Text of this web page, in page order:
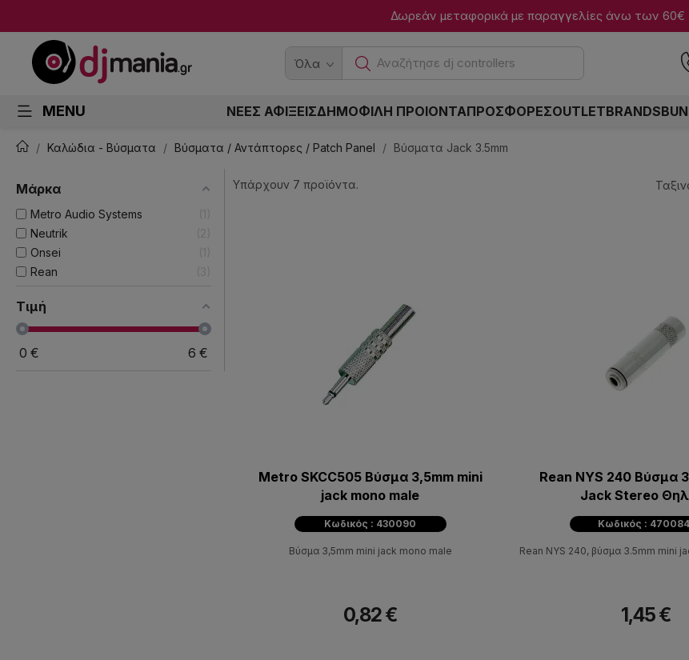
Δωρεάν μεταφορικά με παραγγελίες άνω των 60€
Όλα Αναζήτησε dj controllers
MENU ΝΕΕΣ ΑΦΙΞΕΙΣΔΗΜΟΦΙΛΗ ΠΡΟΙΟΝΤΑΠΡΟΣΦΟΡΕΣOUTLETBRANDS
Καλώδια - Βύσματα Βύσματα / Αντάπτορες / Patch Panel Βύσματα Jack 3.5mm
Μάρκα
Metro Audio Systems
1
Neutrik
2
Onsei
1
Rean
3
Τιμή
0 € 6 €
Υπάρχουν 7 προϊόντα.
Metro SKCC505 Βύσμα 3,5mm mini
jack mono male
Κωδικός : 430090
Βύσμα 3,5mm mini jack mono male
0,82 €
Rean NYS 240 Βύσμα
Jack Stereo
Κωδικός :
Rean NYS 240, βύσμα 3.5mm mini
1,45 €